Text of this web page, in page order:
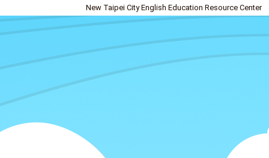
New Taipei City English Education Resource Center